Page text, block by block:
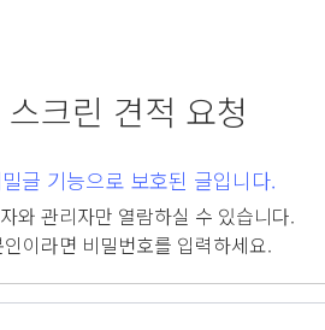
스크린 견적 요청
글 기능으로 보호된 글입니다.
와 관리자만 열람하실 수 있습니다.
인이라면 비밀번호를 입력하세요.